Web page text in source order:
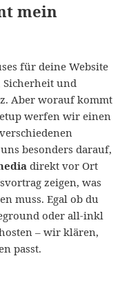
mein
für deine Website
Sicherheit und
Aber worauf kommt
werfen wir einen
besonders darauf,
direkt vor Ort
zeigen, was
muss. Egal ob du
oder all-inkl
– wir klären,
passt.
– Meetup